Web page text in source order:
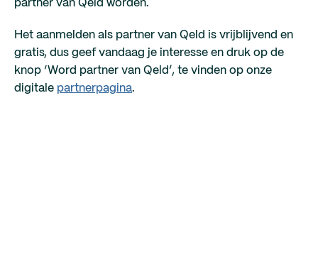
partner van Qeld worden.
Het aanmelden als partner van Qeld is vrijblijvend en
gratis, dus geef vandaag je interesse en druk op de
knop ‘Word partner van Qeld’, te vinden op onze
digitale partnerpagina.